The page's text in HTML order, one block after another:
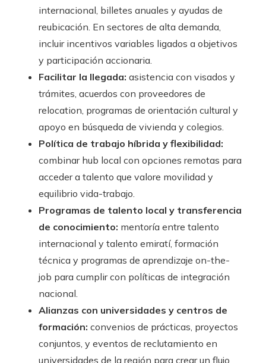
internacional, billetes anuales y ayudas de
reubicación. En sectores de alta demanda,
incluir incentivos variables ligados a objetivos
y participación accionaria.
Facilitar la llegada: asistencia con visados y
trámites, acuerdos con proveedores de
relocation, programas de orientación cultural y
apoyo en búsqueda de vivienda y colegios.
Política de trabajo híbrida y flexibilidad:
combinar hub local con opciones remotas para
acceder a talento que valore movilidad y
equilibrio vida-trabajo.
Programas de talento local y transferencia
de conocimiento: mentoría entre talento
internacional y talento emiratí, formación
técnica y programas de aprendizaje on-the-
job para cumplir con políticas de integración
nacional.
Alianzas con universidades y centros de
formación: convenios de prácticas, proyectos
conjuntos, y eventos de reclutamiento en
universidades de la región para crear un flujo